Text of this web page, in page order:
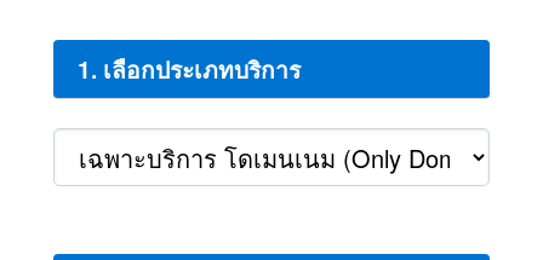
1. เลือกประเภทบริการ